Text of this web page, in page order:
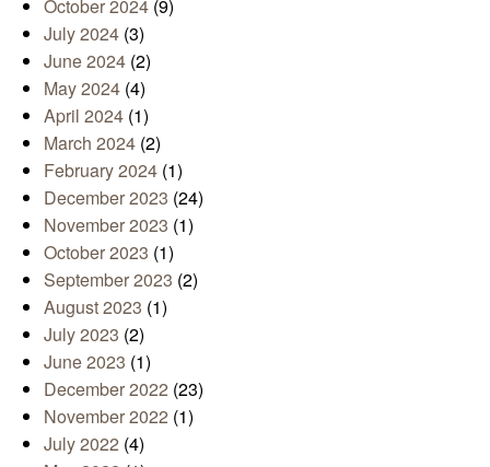
October 2024 (9)
July 2024 (3)
June 2024 (2)
May 2024 (4)
April 2024 (1)
March 2024 (2)
February 2024 (1)
December 2023 (24)
November 2023 (1)
October 2023 (1)
September 2023 (2)
August 2023 (1)
July 2023 (2)
June 2023 (1)
December 2022 (23)
November 2022 (1)
July 2022 (4)